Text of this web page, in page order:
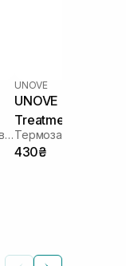
Мультифункциональный праймер для волос
UNOVE
UNOVE Heating
Treatment 40 мл
430₴